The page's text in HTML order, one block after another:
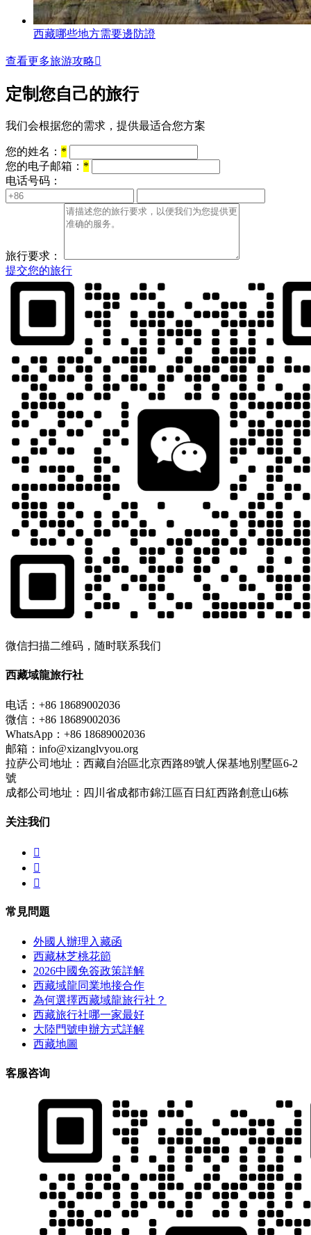
西藏哪些地方需要邊防證
查看更多旅游攻略
定制您自己的旅行
我们会根据您的需求，提供最适合您方案
您的姓名： *
您的电子邮箱： *
电话号码：
旅行要求：
提交您的旅行
微信扫描二维码，随时联系我们
西藏域龍旅行社
电话：+86 18689002036
微信：+86 18689002036
WhatsApp：+86 18689002036
邮箱：info@xizanglvyou.org
拉萨公司地址：西藏自治區北京西路89號人保基地別墅區6-2
號
成都公司地址：四川省成都市錦江區百日紅西路創意山6栋
关注我们



常見問題
外國人辦理入藏函
西藏林芝桃花節
2026中國免簽政策詳解
西藏域龍同業地接合作
為何選擇西藏域龍旅行社？
西藏旅行社哪一家最好
大陸門號申辦方式詳解
西藏地圖
客服咨询